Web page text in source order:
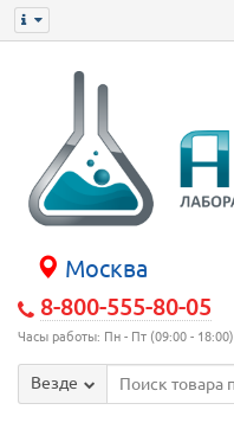
Москва
8-800-555-80-05
Часы работы: Пн - Пт (09:00 - 18:00)
Везде